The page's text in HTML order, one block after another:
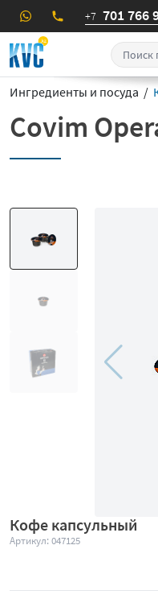
+7 701 766
Ингредиенты и посуда /
Covim
Кофе капсульный
Артикул: 047125